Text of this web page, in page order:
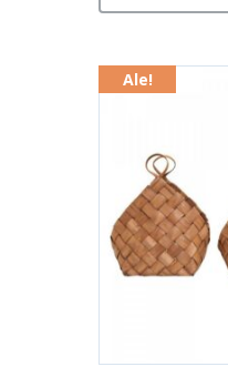
on:
Ale!